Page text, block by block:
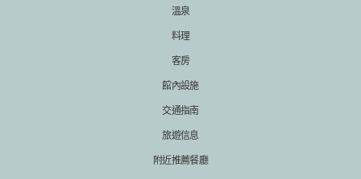
溫泉
料理
客房
館內設施
交通指南
旅遊信息
附近推薦餐廳